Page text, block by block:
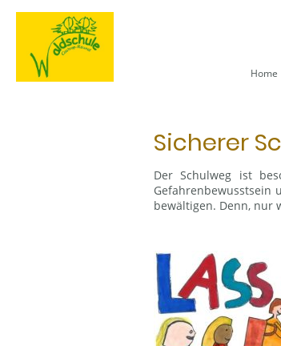
Home
Sicherer
Der Schulweg ist
Gefahrenbewusstsein
bewältigen. Denn, nur